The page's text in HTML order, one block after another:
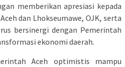
memberikan apresiasi kepada
dan Lhokseumawe, OJK, serta
bersinergi dengan Pemerintah
ekonomi daerah.
Aceh optimistis mampu